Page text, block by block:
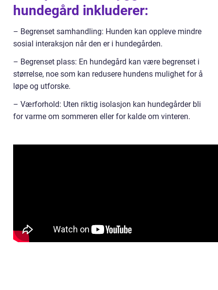
hundegård inkluderer:
– Begrenset samhandling: Hunden kan oppleve mindre
sosial interaksjon når den er i hundegården.
– Begrenset plass: En hundegård kan være begrenset i
størrelse, noe som kan redusere hundens mulighet for å
løpe og utforske.
– Værforhold: Uten riktig isolasjon kan hundegårder bli
for varme om sommeren eller for kalde om vinteren.